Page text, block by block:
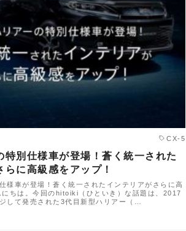
CX-5
特別仕様車が登場！蒼く統一された
らに高級感をアップ！
様車が登場！蒼く統一されたインテリアがさらに高
ちは。今回のhitoiki（ひといき）な話題は、2017
して発売された3代目新型ハリアー（…